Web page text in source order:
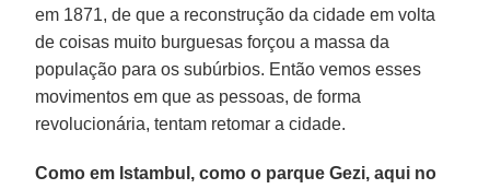
em 1871, de que a reconstrução da cidade em volta
de coisas muito burguesas forçou a massa da
população para os subúrbios. Então vemos esses
movimentos em que as pessoas, de forma
revolucionária, tentam retomar a cidade.
Como em Istambul, como o parque Gezi, aqui no